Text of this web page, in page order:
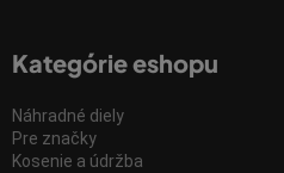
Kategórie eshopu
Náhradné diely
Pre značky
Kosenie a údržba